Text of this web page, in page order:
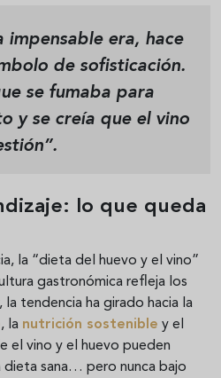
impensable era, hace
de sofisticación.
se fumaba para
y se creía que el vino
lo que queda
la “dieta del huevo y el vino”
gastronómica refleja los
tendencia ha girado hacia la
, la nutrición sostenible y el
el vino y el huevo pueden
dieta sana… pero nunca bajo